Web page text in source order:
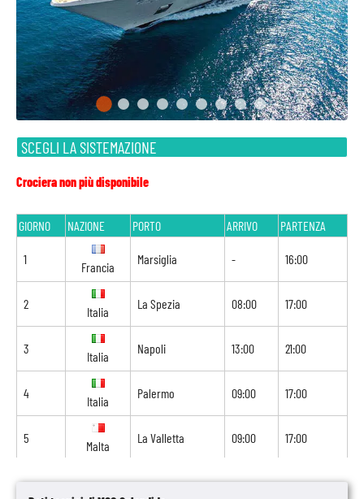
SCEGLI LA SISTEMAZIONE
Crociera non più disponibile
GIORNO NAZIONE PORTO ARRIVO PARTENZA
1
Francia
Marsiglia - 16:00
2
Italia
La Spezia 08:00 17:00
3
Italia
Napoli 13:00 21:00
4
Italia
Palermo 09:00 17:00
5
Malta
La Valletta 09:00 17:00